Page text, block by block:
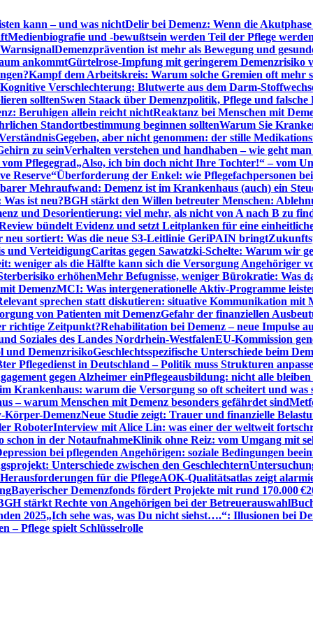
kann – und was nichtDelir bei Demenz: Wenn die
Medienbiografie und -bewußtsein werden Teil der Pflege werden
Demenzprävention ist mehr als Bewegung und
ankommtGürtelrose-Impfung mit geringerem Demenzrisiko
Kampf dem Arbeitskreis: Warum solche Gremien oft mehr
Kognitive Verschlechterung: Blutwerte aus dem Darm-
solltenSwen Staack über Demenzpolitik, Pflege und falsche
Beruhigen allein reicht nichtReaktanz bei Menschen mit
Standortbestimmung beginnen solltenWarum Sie
Gegeben, aber nicht genommen: der stille
zu seinVerhalten verstehen und handhaben – wie geht
Pflegegrad„Also, ich bin doch nicht Ihre Tochter!“ – vom
Reserve“Überforderung der Enkel: wie Pflegefachpersonen
Mehraufwand: Demenz ist im Krankenhaus (auch) ein
ist neu?BGH stärkt den Willen betreuter Menschen:
und Desorientierung: viel mehr, als nicht von A nach B zu
bündelt Evidenz und setzt Leitplanken für eine
neu sortiert: Was die neue S3-Leitlinie GeriPAIN bringt
und VerteidigungCaritas gegen Sawatzki-Schelte: Warum wir
weniger als die Hälfte kann sich die Versorgung Angehöriger
erhöhenMehr Befugnisse, weniger Bürokratie: Was
DemenzMCI: Was intergenerationelle Aktiv-Programme
sprechen statt diskutieren: situative Kommunikation mit
von Patienten mit DemenzGefahr der finanziellen
richtige Zeitpunkt?Rehabilitation bei Demenz – neue Impulse
Soziales des Landes Nordrhein-WestfalenEU-Kommission
und DemenzrisikoGeschlechtsspezifische Unterschiede beim
Pflegedienst in Deutschland – Politik muss Strukturen
gegen Alzheimer einPflegeausbildung: nicht alle bleiben
Krankenhaus: warum die Versorgung so oft scheitert und was
– warum Menschen mit Demenz besonders gefährdet sind
Körper-DemenzNeue Studie zeigt: Trauer und finanzielle
RoboterInterview mit Alice Lin: was einer der weltweit
schon in der NotaufnahmeKlinik ohne Reiz: vom Umgang mit
bei pflegenden Angehörigen: soziale Bedingungen
Unterschiede zwischen den Geschlechtern
für die PflegeAOK-Qualitätsatlas zeigt
Bayerischer Demenzfonds fördert Projekte mit rund 170.000 €
stärkt Rechte von Angehörigen bei der Betreuerauswahl
2025„Ich sehe was, was Du nicht siehst….“: Illusionen bei
– Pflege spielt Schlüsselrolle